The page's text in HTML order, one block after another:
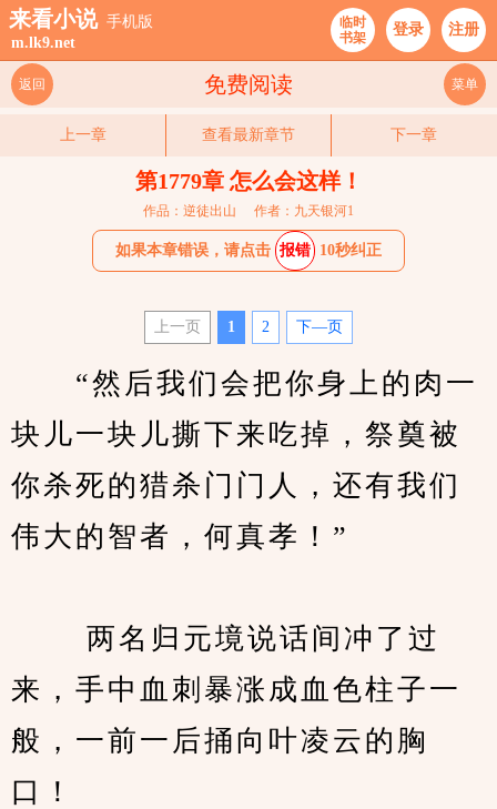
来看小说 手机版
m.lk9.net
临时
书架
登录 注册
免费阅读
返回 菜单
上一章 查看最新章节 下一章
第1779章 怎么会这样！
作品：逆徒出山 作者：九天银河1
如果本章错误，请点击 报错 10秒纠正
上一页 1 2 下—页
“然后我们会把你身上的肉一
块儿一块儿撕下来吃掉，祭奠被
你杀死的猎杀门门人，还有我们
伟大的智者，何真孝！”
两名归元境说话间冲了过
来，手中血刺暴涨成血色柱子一
般，一前一后捅向叶凌云的胸
口！